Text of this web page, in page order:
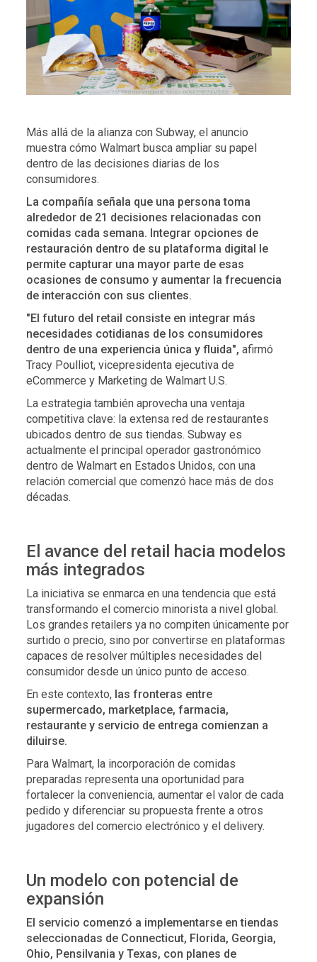
Más allá de la alianza con Subway, el anuncio
muestra cómo Walmart busca ampliar su papel
dentro de las decisiones diarias de los
consumidores.
La compañía señala que una persona toma
alrededor de 21 decisiones relacionadas con
comidas cada semana. Integrar opciones de
restauración dentro de su plataforma digital le
permite capturar una mayor parte de esas
ocasiones de consumo y aumentar la frecuencia
de interacción con sus clientes.
"El futuro del retail consiste en integrar más
necesidades cotidianas de los consumidores
dentro de una experiencia única y fluida", afirmó
Tracy Poulliot, vicepresidenta ejecutiva de
eCommerce y Marketing de Walmart U.S.
La estrategia también aprovecha una ventaja
competitiva clave: la extensa red de restaurantes
ubicados dentro de sus tiendas. Subway es
actualmente el principal operador gastronómico
dentro de Walmart en Estados Unidos, con una
relación comercial que comenzó hace más de dos
décadas.
El avance del retail hacia modelos
más integrados
La iniciativa se enmarca en una tendencia que está
transformando el comercio minorista a nivel global.
Los grandes retailers ya no compiten únicamente por
surtido o precio, sino por convertirse en plataformas
capaces de resolver múltiples necesidades del
consumidor desde un único punto de acceso.
En este contexto, las fronteras entre
supermercado, marketplace, farmacia,
restaurante y servicio de entrega comienzan a
diluirse.
Para Walmart, la incorporación de comidas
preparadas representa una oportunidad para
fortalecer la conveniencia, aumentar el valor de cada
pedido y diferenciar su propuesta frente a otros
jugadores del comercio electrónico y el delivery.
Un modelo con potencial de
expansión
El servicio comenzó a implementarse en tiendas
seleccionadas de Connecticut, Florida, Georgia,
Ohio, Pensilvania y Texas, con planes de